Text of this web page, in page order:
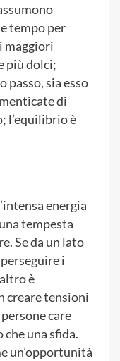
tempo per
maggiori
più dolci;
passo, sia esso
di
l’equilibrio è
energia
tempesta
Se da un lato
i
è
creare tensioni
care
una sfida.
un’opportunità